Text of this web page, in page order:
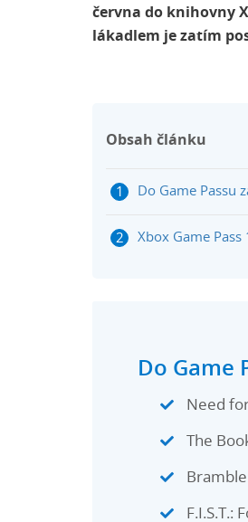
června do knihovny
lákadlem je zatím
Obsah článku
Do Game Passu
Xbox Game
Do Game
Need
The
F.I.S.T.: